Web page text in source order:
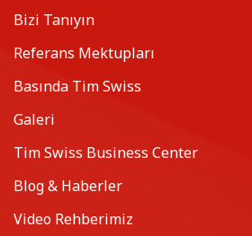
Bizi Tanıyın
Referans Mektupları
Basında Tim Swiss
Galeri
Tim Swiss Business Center
Blog & Haberler
Video Rehberimiz